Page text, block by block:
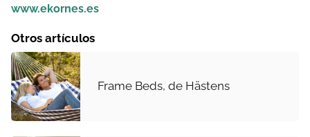
www.ekornes.es
Otros artículos
Frame Beds, de Hästens